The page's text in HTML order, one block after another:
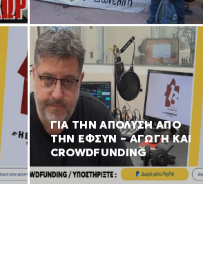
ΓΙΑ ΤΗΝ ΑΠΟΛΥΣΗ ΑΠΟ
ΤΗΝ ΕΦΣΥΝ – ΑΓΩΓΗ ΚΑΙ
CROWDFUNDING